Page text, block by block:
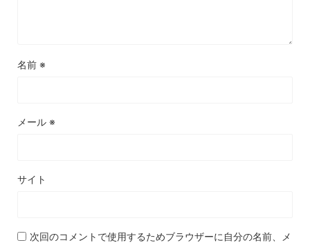
名前 ※
メール ※
サイト
次回のコメントで使用するためブラウザーに自分の名前、メ